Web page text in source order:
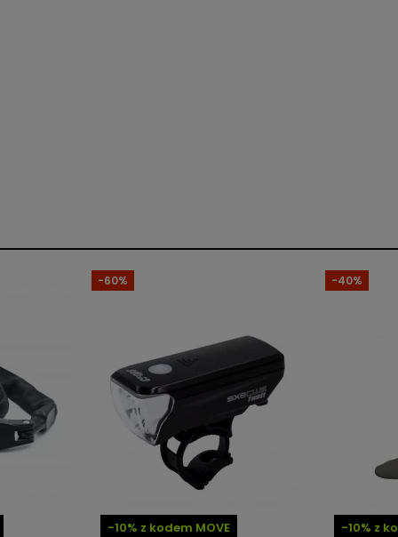
-10% z kodem MOVE
-60%
-10% z
-40%